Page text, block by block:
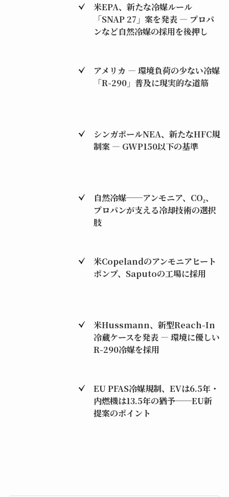
米EPA、新たな冷媒ルール
「SNAP 27」案を発表 ― プロパ
ンなど自然冷媒の採用を後押し
アメリカ ― 環境負荷の少ない冷媒
「R-290」普及に現実的な道筋
シンガポールNEA、新たなHFC規
制案 ― GWP150以下の基準
自然冷媒──アンモニア、CO₂、
プロパンが支える冷却技術の選択
肢
米Copelandのアンモニアヒート
ポンプ、Saputoの工場に採用
米Hussmann、新型Reach-In
冷蔵ケースを発表 ― 環境に優しい
R-290冷媒を採用
EU PFAS冷媒規制、EVは6.5年・
内燃機は13.5年の猶予──EU新
提案のポイント